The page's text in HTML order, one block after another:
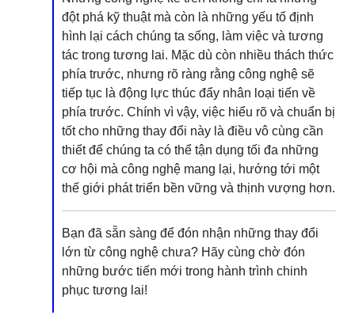
đột phá kỹ thuật mà còn là những yếu tố định
hình lại cách chúng ta sống, làm việc và tương
tác trong tương lai. Mặc dù còn nhiều thách thức
phía trước, nhưng rõ ràng rằng công nghệ sẽ
tiếp tục là động lực thúc đẩy nhân loại tiến về
phía trước. Chính vì vậy, việc hiểu rõ và chuẩn bị
tốt cho những thay đổi này là điều vô cùng cần
thiết để chúng ta có thể tận dụng tối đa những
cơ hội mà công nghệ mang lại, hướng tới một
thế giới phát triển bền vững và thịnh vượng hơn.
Bạn đã sẵn sàng để đón nhận những thay đổi
lớn từ công nghệ chưa? Hãy cùng chờ đón
những bước tiến mới trong hành trình chinh
phục tương lai!